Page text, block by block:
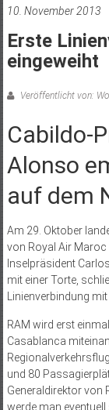
10. November 2013
Erste
eingeweiht
Veröffentlicht von:
Cabildo-
Alonso
auf dem
Am 29. Oktober
von Royal Air Maroc
Inselpräsident
mit einer Torte,
Linienverbindung mit
RAM wird erst
Casablanca
und 80
Generaldirektor von
werde man